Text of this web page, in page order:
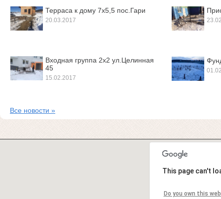
Терраса к дому 7х5,5 пос.Гари
20.03.2017
Входная группа 2х2 ул.Целинная
45
15.02.2017
Все новости »
This page can't
Do you own this